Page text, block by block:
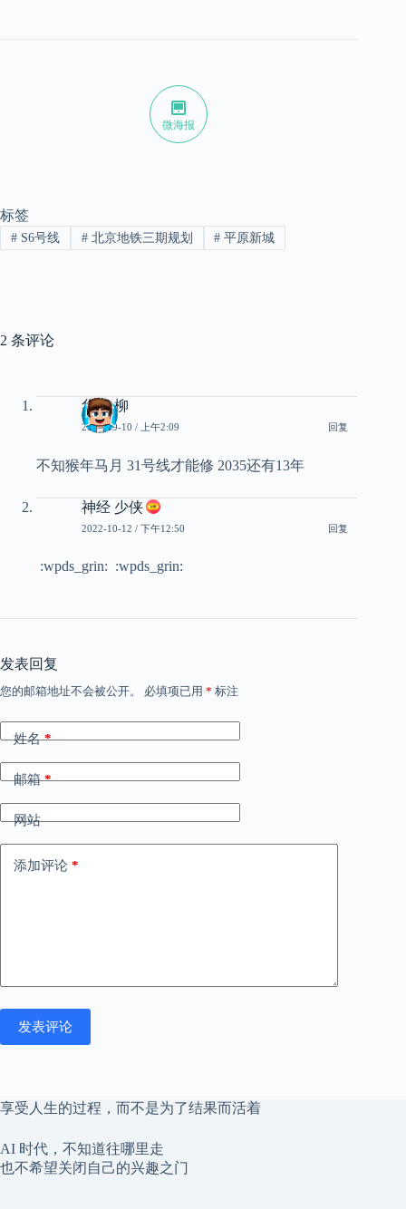
微海报
标签
#S6号线 #北京地铁三期规划 # 平原新城
2 条评论
华芳 柳
2022-09-10 / 上午2:09 回复
不知猴年马月 31号线才能修 2035还有13年
神经 少侠
2022-10-12 / 下午12:50 回复
:wpds_grin: :wpds_grin:
发表回复
您的邮箱地址不会被公开。 必填项已用 * 标注
姓名*
邮箱*
网站
添加评论 *
发表评论
享受人生的过程，而不是为了结果而活着
AI 时代，不知道往哪里走
也不希望关闭自己的兴趣之门